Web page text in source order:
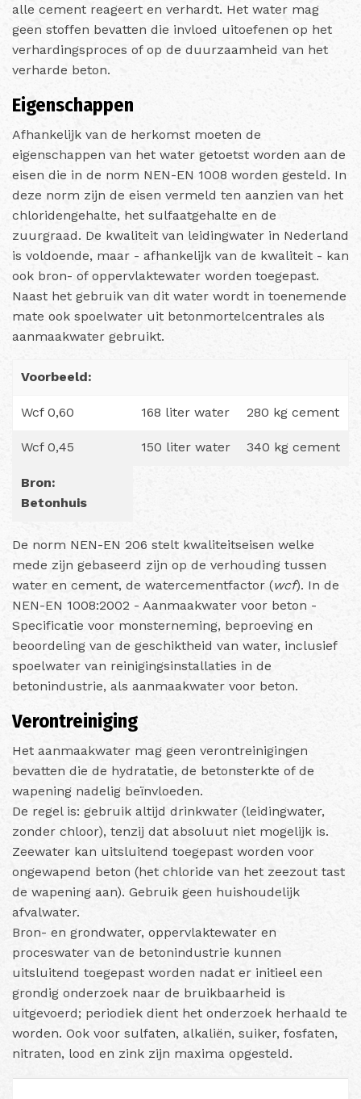
alle cement reageert en verhardt. Het water mag
geen stoffen bevatten die invloed uitoefenen op het
verhardingsproces of op de duurzaamheid van het
verharde beton.
Eigenschappen
Afhankelijk van de herkomst moeten de
eigenschappen van het water getoetst worden aan de
eisen die in de norm NEN-EN 1008 worden gesteld. In
deze norm zijn de eisen vermeld ten aanzien van het
chloridengehalte, het sulfaatgehalte en de
zuurgraad. De kwaliteit van leidingwater in Nederland
is voldoende, maar - afhankelijk van de kwaliteit - kan
ook bron- of oppervlaktewater worden toegepast.
Naast het gebruik van dit water wordt in toenemende
mate ook spoelwater uit betonmortelcentrales als
aanmaakwater gebruikt.
Voorbeeld:
Bron:
Betonhuis
Wcf 0,60 168 liter water 280 kg cement
Wcf 0,45 150 liter water 340 kg cement
De norm NEN-EN 206 stelt kwaliteitseisen welke
mede zijn gebaseerd zijn op de verhouding tussen
water en cement, de watercementfactor (wcf). In de
NEN-EN 1008:2002 - Aanmaakwater voor beton -
Specificatie voor monsterneming, beproeving en
beoordeling van de geschiktheid van water, inclusief
spoelwater van reinigingsinstallaties in de
betonindustrie, als aanmaakwater voor beton.
Verontreiniging
Het aanmaakwater mag geen verontreinigingen
bevatten die de hydratatie, de betonsterkte of de
wapening nadelig beïnvloeden.
De regel is: gebruik altijd drinkwater (leidingwater,
zonder chloor), tenzij dat absoluut niet mogelijk is.
Zeewater kan uitsluitend toegepast worden voor
ongewapend beton (het chloride van het zeezout tast
de wapening aan). Gebruik geen huishoudelijk
afvalwater.
Bron- en grondwater, oppervlaktewater en
proceswater van de betonindustrie kunnen
uitsluitend toegepast worden nadat er initieel een
grondig onderzoek naar de bruikbaarheid is
uitgevoerd; periodiek dient het onderzoek herhaald te
worden. Ook voor sulfaten, alkaliën, suiker, fosfaten,
nitraten, lood en zink zijn maxima opgesteld.